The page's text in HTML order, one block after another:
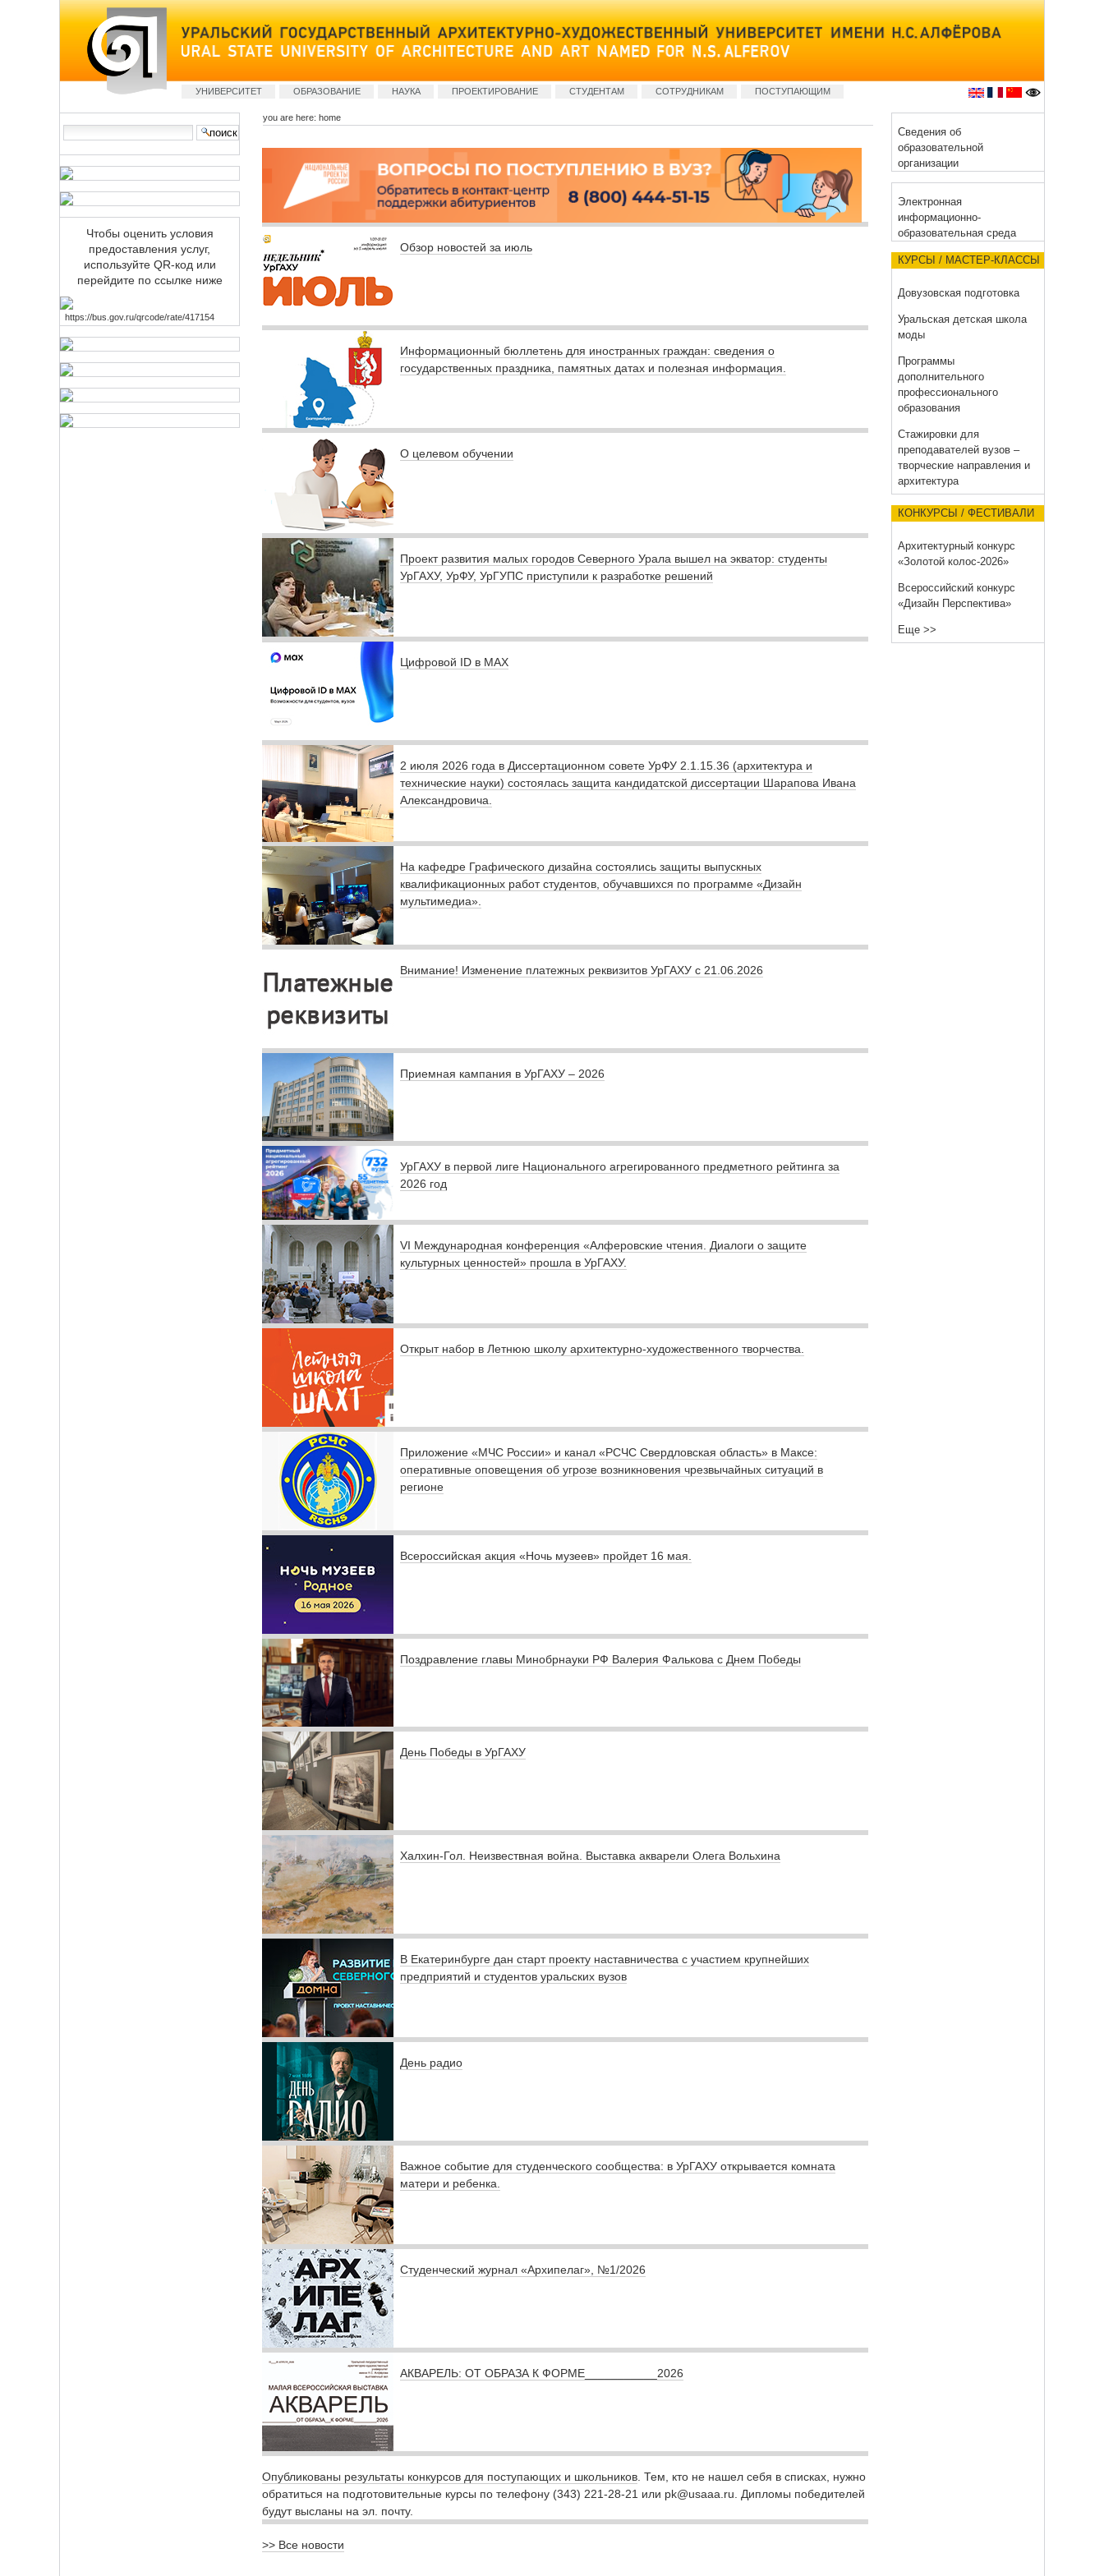
Skip
to
content
Sections
УНИВЕРСИТЕТ ОБРАЗОВАНИЕ НАУКА ПРОЕКТИРОВАНИЕ СТУДЕНТАМ СОТРУДНИКАМ ПОСТУПАЮЩИМ
search…
Чтобы оценить условия
предоставления услуг,
используйте QR-код или
перейдите по ссылке ниже
https://bus.gov.ru/qrcode/rate/417154
you are here: home
Обзор новостей за июль
Информационный бюллетень для иностранных граждан: сведения о
государственных праздника, памятных датах и полезная информация.
О целевом обучении
Проект развития малых городов Северного Урала вышел на экватор: студенты
УрГАХУ, УрФУ, УрГУПС приступили к разработке решений
Цифровой ID в MAX
2 июля 2026 года в Диссертационном совете УрФУ 2.1.15.36 (архитектура и
технические науки) состоялась защита кандидатской диссертации Шарапова Ивана
Александровича.
На кафедре Графического дизайна состоялись защиты выпускных
квалификационных работ студентов, обучавшихся по программе «Дизайн
мультимедиа».
Внимание! Изменение платежных реквизитов УрГАХУ с 21.06.2026
Приемная кампания в УрГАХУ – 2026
УрГАХУ в первой лиге Национального агрегированного предметного рейтинга за
2026 год
VI Международная конференция «Алферовские чтения. Диалоги о защите
культурных ценностей» прошла в УрГАХУ.
Открыт набор в Летнюю школу архитектурно-художественного творчества.
Приложение «МЧС России» и канал «РСЧС Свердловская область» в Максе:
оперативные оповещения об угрозе возникновения чрезвычайных ситуаций в
регионе
Всероссийская акция «Ночь музеев» пройдет 16 мая.
Поздравление главы Минобрнауки РФ Валерия Фалькова с Днем Победы
День Победы в УрГАХУ
Халхин-Гол. Неизвествная война. Выставка акварели Олега Вольхина
В Екатеринбурге дан старт проекту наставничества с участием крупнейших
предприятий и студентов уральских вузов
День радио
Важное событие для студенческого сообщества: в УрГАХУ открывается комната
матери и ребенка.
Студенческий журнал «Архипелаг», №1/2026
АКВАРЕЛЬ: ОТ ОБРАЗА К ФОРМЕ___________2026
Опубликованы результаты конкурсов для поступающих и школьников . Тем, кто не нашел себя в списках, нужно
обратиться на подготовительные курсы по телефону (343) 221-28-21 или pk@usaaa.ru. Дипломы победителей
будут высланы на эл. почту.
>> Все новости
Сведения об
образовательной
организации
Электронная
информационно-
образовательная среда
КУРСЫ / МАСТЕР-КЛАССЫ
Довузовская подготовка
Уральская детская школа
моды
Программы
дополнительного
профессионального
образования
Стажировки для
преподавателей вузов –
творческие направления и
архитектура
КОНКУРСЫ / ФЕСТИВАЛИ
Архитектурный конкурс
«Золотой колос-2026»
Всероссийский конкурс
«Дизайн Перспектива»
Еще >>